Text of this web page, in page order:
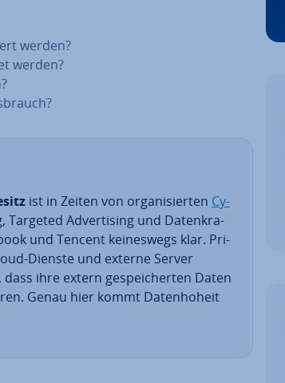
werden?
werden?
ist in Zeiten von or­ga­ni­sier­ten Cy­
Targeted Ad­ver­ti­sing und Da­ten­kra­
und Tencent kei­nes­wegs klar. Pri­
Dienste und externe Server
ihre extern ge­spei­cher­ten Daten
Genau hier kommt Da­ten­ho­heit